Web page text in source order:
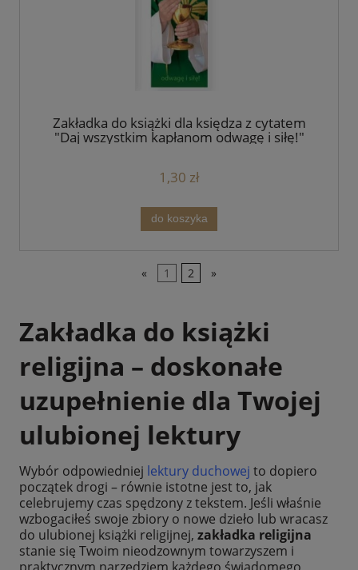
Zakładka do książki dla księdza z cytatem
"Daj wszystkim kapłanom odwagę i siłę!"
1,30 zł
do koszyka
« 1 2 »
Zakładka do książki
religijna – doskonałe
uzupełnienie dla Twojej
ulubionej lektury
Wybór odpowiedniej lektury duchowej to dopiero
początek drogi – równie istotne jest to, jak
celebrujemy czas spędzony z tekstem. Jeśli właśnie
wzbogaciłeś swoje zbiory o nowe dzieło lub wracasz
do ulubionej książki religijnej, zakładka religijna
stanie się Twoim nieodzownym towarzyszem i